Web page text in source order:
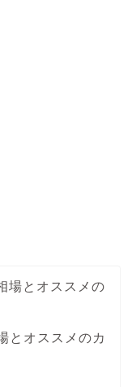
とオススメのカ